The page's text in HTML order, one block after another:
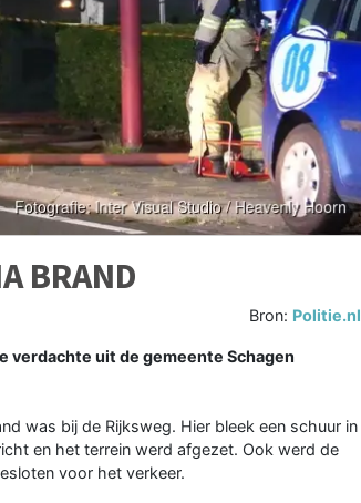
BRAND
Bron: Politie.nl
verdachte uit de gemeente Schagen
was bij de Rijksweg. Hier bleek een schuur in
en het terrein werd afgezet. Ook werd de
voor het verkeer.